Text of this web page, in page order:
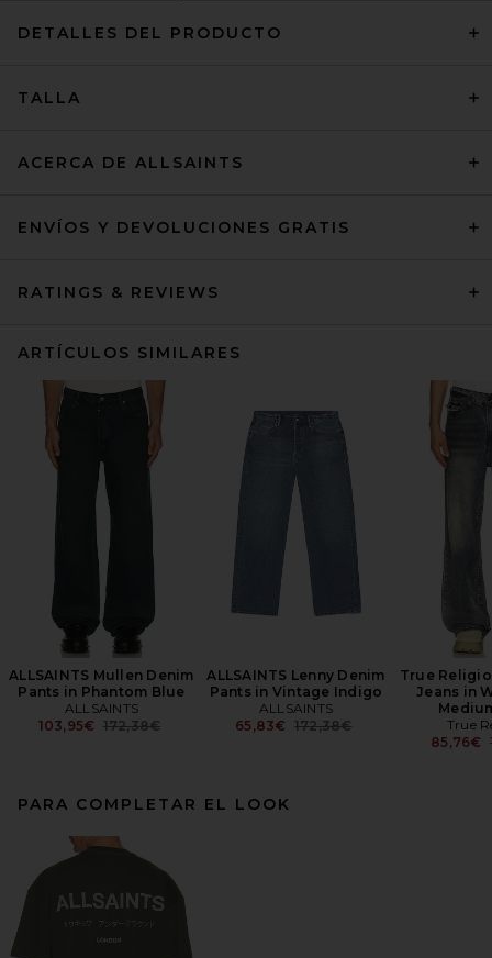
DETALLES DEL PRODUCTO
TALLA
ACERCA DE ALLSAINTS
ENVÍOS Y DEVOLUCIONES GRATIS
RATINGS & REVIEWS
ARTÍCULOS SIMILARES
ALLSAINTS Mullen Denim
Pants in Phantom Blue
ALLSAINTS
103,95€ Previous price:
172,38€
ALLSAINTS Lenny Denim
Pants in Vintage Indigo
ALLSAINTS
65,83€ Previous price:
172,38€
True
Jeans in
True
85,76€
PARA COMPLETAR EL LOOK